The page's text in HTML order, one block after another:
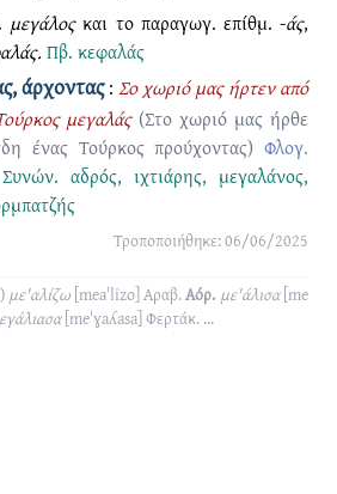
μεγάλοςκαι το παραγωγ. επίθμ. -άς,
Πβ. κεφαλάς
άρχοντας: Σο χωριό μας ήρτεν από
μεγαλάς (Στο χωριό μας ήρθε
ένας Τούρκος προύχοντας) Φλογ.
Συνών.αδρός,ιχτιάρης, μεγαλάνος,
Τροποποιήθηκε: 06/06/2025
με'αλίζω [meaˈlizo] Αραβ.Αόρ. με'άλισα [me
[meˈɣaʎasa] Φερτάκ. ...